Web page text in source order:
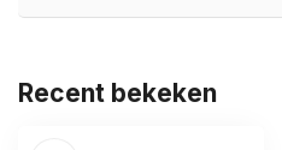
Recent bekeken